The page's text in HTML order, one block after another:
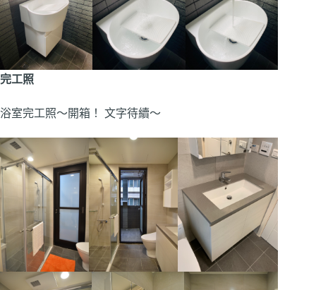
完工照
浴室完工照～開箱！ 文字待續～